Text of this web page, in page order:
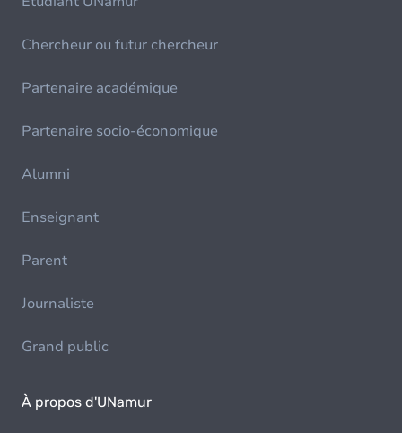
Chercheur ou futur chercheur
Partenaire académique
Partenaire socio-économique
Alumni
Enseignant
Parent
Journaliste
Grand public
À propos d'UNamur